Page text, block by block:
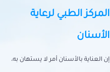
المركز الطبي لرعاية
الأسنان
إن العناية بالأسنان أمر لا يستهان به،